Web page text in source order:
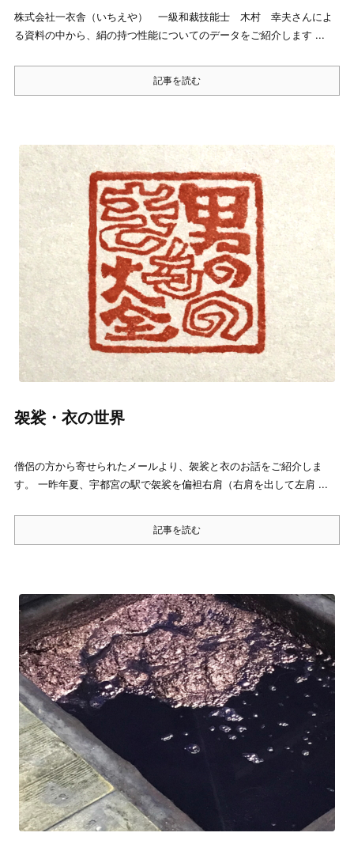
株式会社一衣舎（いちえや） 一級和裁技能士 木村 幸夫さんによ
る資料の中から、絹の持つ性能についてのデータをご紹介します ...
記事を読む
袈裟・衣の世界
僧侶の方から寄せられたメールより、袈裟と衣のお話をご紹介しま
す。 一昨年夏、宇都宮の駅で袈裟を偏袒右肩（右肩を出して左肩 ...
記事を読む